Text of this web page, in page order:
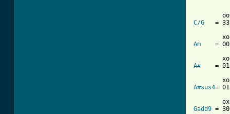
C/G
=
Am
=
A#
=
A#sus4=
Gadd9 =